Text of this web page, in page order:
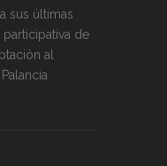
sus últimas
de
al